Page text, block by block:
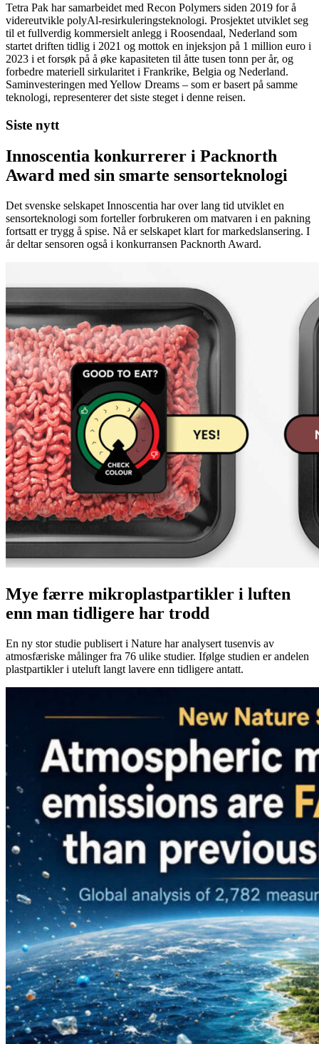
Tetra Pak har samarbeidet med Recon Polymers siden 2019 for å
videreutvikle polyAl-resirkuleringsteknologi. Prosjektet utviklet seg
til et fullverdig kommersielt anlegg i Roosendaal, Nederland som
startet driften tidlig i 2021 og mottok en injeksjon på 1 million euro i
2023 i et forsøk på å øke kapasiteten til åtte tusen tonn per år, og
forbedre materiell sirkularitet i Frankrike, Belgia og Nederland.
Saminvesteringen med Yellow Dreams – som er basert på samme
teknologi, representerer det siste steget i denne reisen.
Siste nytt
Innoscentia konkurrerer i Packnorth
Award med sin smarte sensorteknologi
Det svenske selskapet Innoscentia har over lang tid utviklet en
sensorteknologi som forteller forbrukeren om matvaren i en pakning
fortsatt er trygg å spise. Nå er selskapet klart for markedslansering. I
år deltar sensoren også i konkurransen Packnorth Award.
Mye færre mikroplastpartikler i luften
enn man tidligere har trodd
En ny stor studie publisert i Nature har analysert tusenvis av
atmosfæriske målinger fra 76 ulike studier. Ifølge studien er andelen
plastpartikler i uteluft langt lavere enn tidligere antatt.